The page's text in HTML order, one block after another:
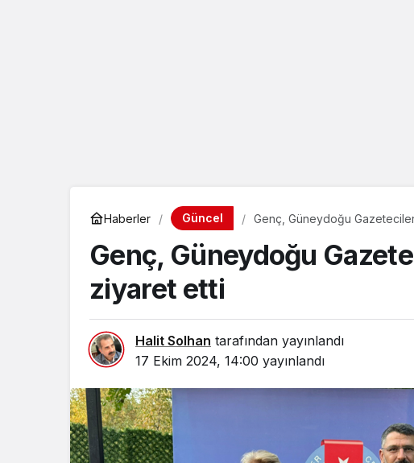
Haberler Güncel Genç, Güneydoğu
Genç, Güneydoğu
ziyaret etti
Halit Solhan tarafından yayınlandı
17 Ekim 2024, 14:00 yayınlandı